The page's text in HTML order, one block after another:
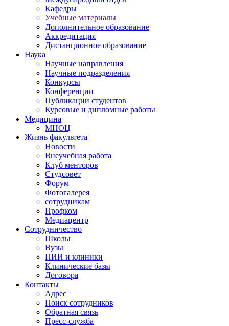
Кафедры
Учебные материалы
Дополнительное образование
Аккредитация
Дистанционное образование
Наука
Научные направления
Научные подразделения
Конкурсы
Конференции
Публикации студентов
Курсовые и дипломные работы
Медицина
МНОЦ
Жизнь факультета
Новости
Внеучебная работа
Клуб менторов
Студсовет
Форум
Фотогалерея
сотрудникам
Профком
Медиацентр
Сотрудничество
Школы
Вузы
НИИ и клиники
Клинические базы
Договора
Контакты
Адрес
Поиск сотрудников
Обратная связь
Пресс-служба